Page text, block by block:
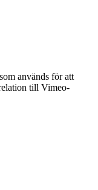
används för att
till Vimeo-